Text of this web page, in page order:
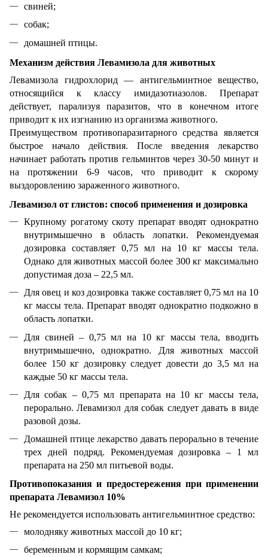
свиней;
собак;
домашней птицы.
Механизм действия Левамизола для животных
Левамизола гидрохлорид — антигельминтное вещество,
относящийся к классу имидазотиазолов. Препарат
действует, парализуя паразитов, что в конечном итоге
приводит к их изгнанию из организма животного.
Преимуществом противопаразитарного средства является
быстрое начало действия. После введения лекарство
начинает работать против гельминтов через 30-50 минут и
на протяжении 6-9 часов, что приводит к скорому
выздоровлению зараженного животного.
Левамизол от глистов: способ применения и дозировка
Крупному рогатому скоту препарат вводят однократно
внутримышечно в область лопатки. Рекомендуемая
дозировка составляет 0,75 мл на 10 кг массы тела.
Однако для животных массой более 300 кг максимально
допустимая доза – 22,5 мл.
Для овец и коз дозировка также составляет 0,75 мл на 10
кг массы тела. Препарат вводят однократно подкожно в
область лопатки.
Для свиней – 0,75 мл на 10 кг массы тела, вводить
внутримышечно, однократно. Для животных массой
более 150 кг дозировку следует довести до 3,5 мл на
каждые 50 кг массы тела.
Для собак – 0,75 мл препарата на 10 кг массы тела,
перорально. Левамизол для собак следует давать в виде
разовой дозы.
Домашней птице лекарство давать перорально в течение
трех дней подряд. Рекомендуемая дозировка – 1 мл
препарата на 250 мл питьевой воды.
Противопоказания и предостережения при применении
препарата Левамизол 10%
Не рекомендуется использовать антигельминтное средство:
молодняку животных массой до 10 кг;
беременным и кормящим самкам;